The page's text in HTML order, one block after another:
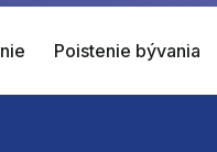
Poistenie bývania